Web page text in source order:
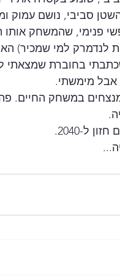
סביבי, נושם עמוק
פנימי, שהמשחק
סדנת 2020 בסדנאות לנדמרק
בחוברת שמצאתי
אבל מימשתי.
במשחק החיים.
ל-2040.